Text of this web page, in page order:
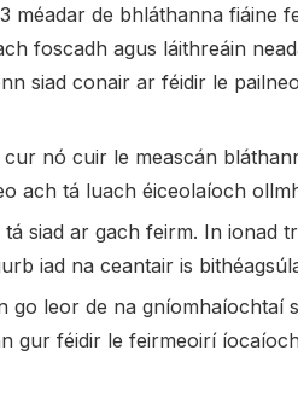
méadar de bhláthanna fiáine
foscadh agus láithreáin
siad conair ar féidir le
nó cuir le meascán
ach tá luach éiceolaíoch
siad ar gach feirm. In ionad
iad na ceantair is
go leor de na gníomhaíochtaí
gur féidir le feirmeoirí